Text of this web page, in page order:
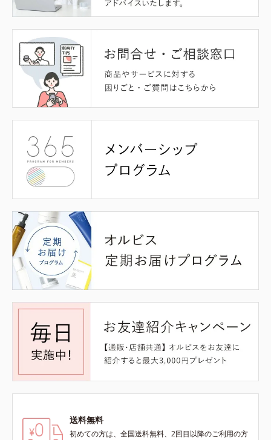
送料無料
初めての方は、全国送料無料、2回目以降のご利用の方